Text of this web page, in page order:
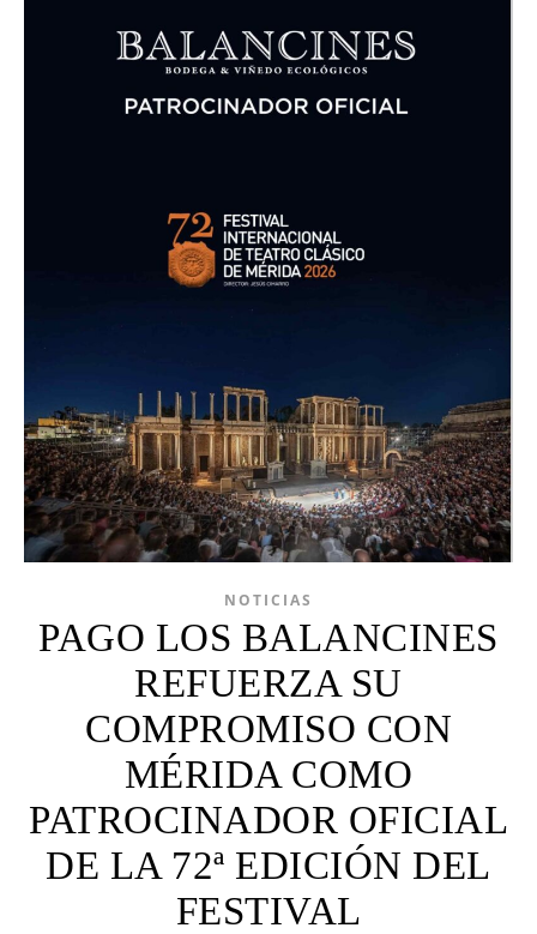
NOTICIAS
PAGO LOS BALANCINES
REFUERZA SU
COMPROMISO CON
MÉRIDA COMO
PATROCINADOR OFICIAL
DE LA 72ª EDICIÓN DEL
FESTIVAL